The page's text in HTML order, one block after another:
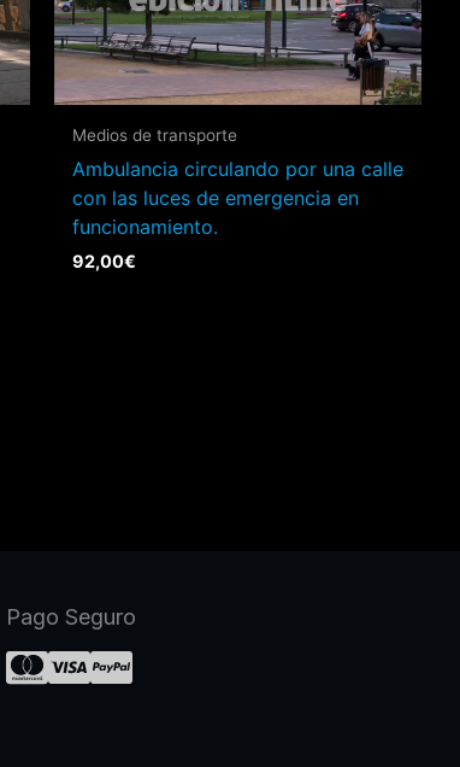
Medios de transporte
Ambulancia circulando por una calle
con las luces de emergencia en
funcionamiento.
92,00€
Pago Seguro